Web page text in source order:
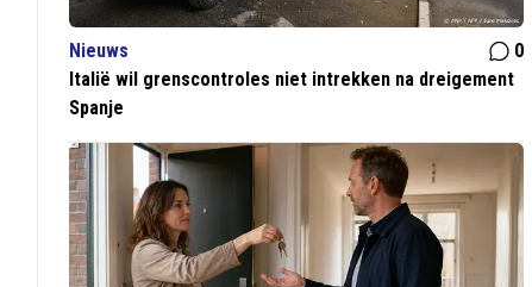
Nieuws
0
Italië wil grenscontroles niet intrekken na dreigement
Spanje